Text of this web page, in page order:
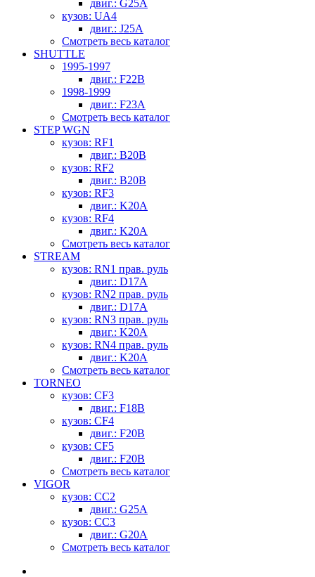
двиг.: G25A
кузов: UA4
двиг.: J25A
Смотреть весь каталог
SHUTTLE
1995-1997
двиг.: F22B
1998-1999
двиг.: F23A
Смотреть весь каталог
STEP WGN
кузов: RF1
двиг.: B20B
кузов: RF2
двиг.: B20B
кузов: RF3
двиг.: K20A
кузов: RF4
двиг.: K20A
Смотреть весь каталог
STREAM
кузов: RN1 прав. руль
двиг.: D17A
кузов: RN2 прав. руль
двиг.: D17A
кузов: RN3 прав. руль
двиг.: K20A
кузов: RN4 прав. руль
двиг.: K20A
Смотреть весь каталог
TORNEO
кузов: CF3
двиг.: F18B
кузов: CF4
двиг.: F20B
кузов: CF5
двиг.: F20B
Смотреть весь каталог
VIGOR
кузов: CC2
двиг.: G25A
кузов: CC3
двиг.: G20A
Смотреть весь каталог